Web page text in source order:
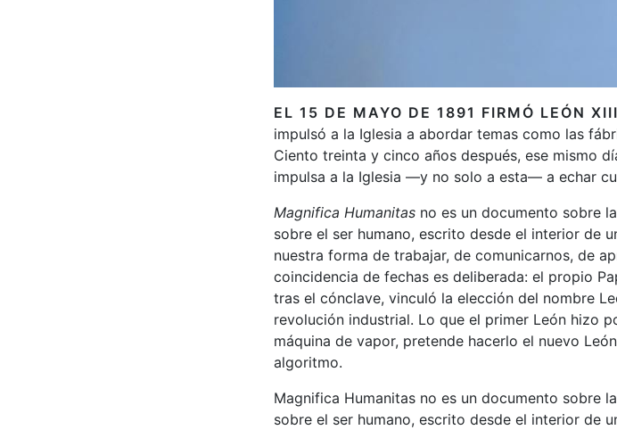
EL 15 DE MAYO DE 1891 FIRMÓ LEÓN
impulsó a la Iglesia a abordar temas como las
Ciento treinta y cinco años después, ese mismo
impulsa a la Iglesia —y no solo a esta— a echar
Magnifica Humanitas no es un documento sobre
sobre el ser humano, escrito desde el interior de
nuestra forma de trabajar, de comunicarnos, de
coincidencia de fechas es deliberada: el propio
tras el cónclave, vinculó la elección del nombre
revolución industrial. Lo que el primer León hizo
máquina de vapor, pretende hacerlo el nuevo
algoritmo.
Magnifica Humanitas no es un documento sobre
sobre el ser humano, escrito desde el interior de